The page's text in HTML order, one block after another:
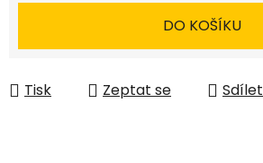
DO KOŠÍKU
Tisk Zeptat se Sdílet